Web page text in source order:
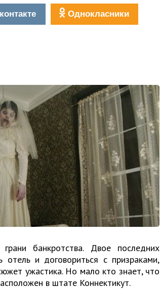
Однокласники
банкротства. Двое последних
и договориться с призраками,
ужастика. Но мало кто знает, что
в штате Коннектикут.